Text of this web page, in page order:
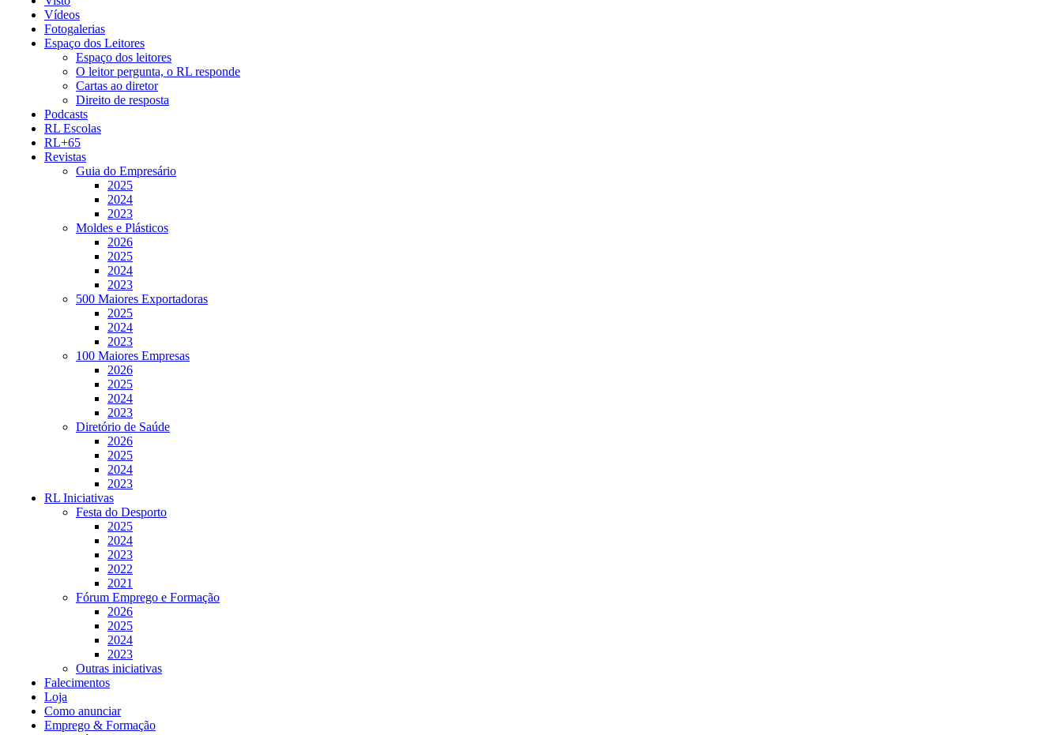
Vídeos
Fotogalerias
Espaço dos Leitores
Espaço dos leitores
O leitor pergunta, o RL responde
Cartas ao diretor
Direito de resposta
Podcasts
RL Escolas
RL+65
Revistas
Guia do Empresário
2025
2024
2023
Moldes e Plásticos
2026
2025
2024
2023
500 Maiores Exportadoras
2025
2024
2023
100 Maiores Empresas
2026
2025
2024
2023
Diretório de Saúde
2026
2025
2024
2023
RL Iniciativas
Festa do Desporto
2025
2024
2023
2022
2021
Fórum Emprego e Formação
2026
2025
2024
2023
Outras iniciativas
Falecimentos
Loja
Como anunciar
Emprego & Formação